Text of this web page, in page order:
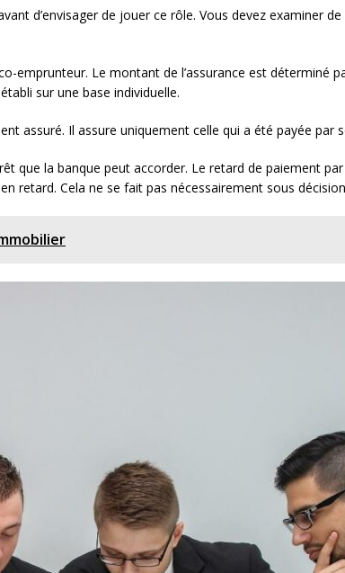
d’envisager de jouer ce rôle. Vous devez examiner
emprunteur. Le montant de l’assurance est déterminé
sur une base individuelle.
assuré. Il assure uniquement celle qui a été payée par
que la banque peut accorder. Le retard de paiement par
retard. Cela ne se fait pas nécessairement sous